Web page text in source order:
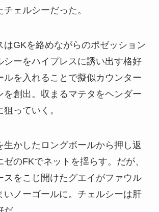
ェルシーだった。
GKを絡めながらのポゼッション
シーをハイプレスに誘い出す格好
ルを入れることで擬似カウンター
を創出。収まるマテタをヘンダー
っていく。
かしたロングボールから押し返
ゼのFKでネットを揺らす。だが、
スをこじ開けたグエイがファウル
いノーゴールに。チェルシーは肝